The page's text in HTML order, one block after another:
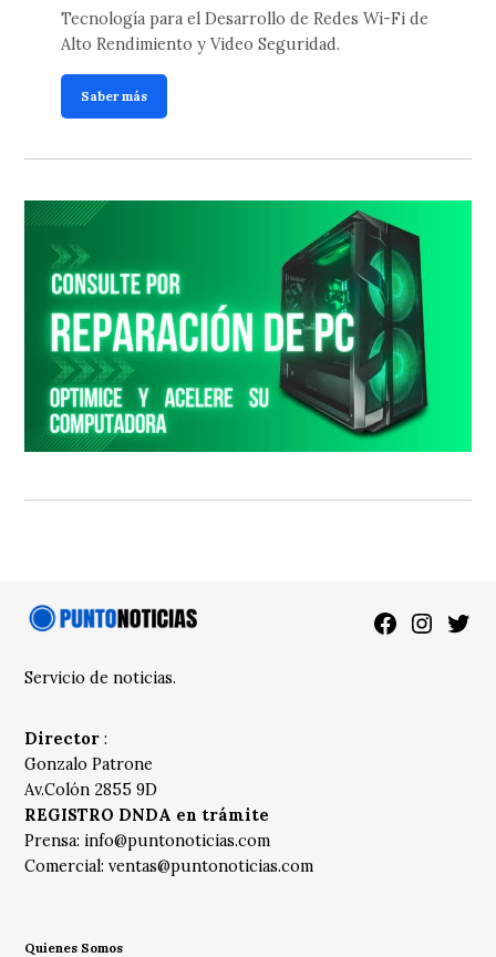
Tecnología para el Desarrollo de Redes Wi-Fi de
Alto Rendimiento y Video Seguridad.
Saber más
Facebook
Servicio de noticias.
Director :
Gonzalo Patrone
Av.Colón 2855 9D
REGISTRO DNDA en trámite
Prensa: info@puntonoticias.com
Comercial:ventas@puntonoticias.com
Quienes Somos